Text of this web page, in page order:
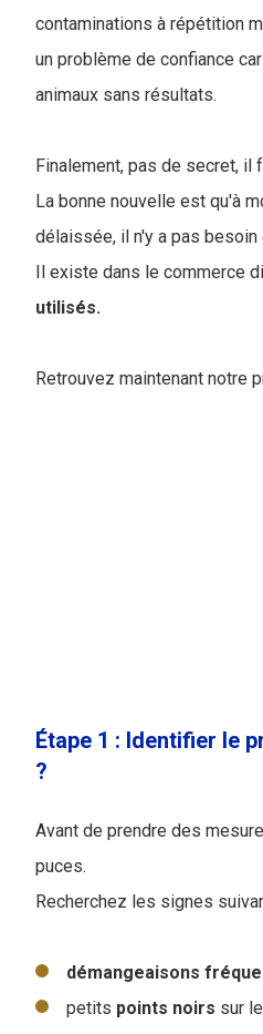
contaminations à répétition
un problème de confiance
animaux sans résultats.
Finalement, pas de secret, il
La bonne nouvelle est qu'à
délaissée, il n'y a pas
Il existe dans le commerce
utilisés.
Retrouvez maintenant notre
Étape 1 : Identifier le
?
Avant de prendre des
puces.
Recherchez les signes
démangeaisons
petits points noirs sur